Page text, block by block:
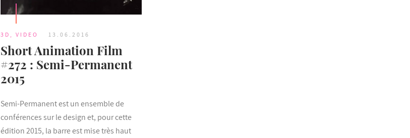
3D VIDEO 13.06.2016
Short Animation Film
#272 : Semi-Permanent
2015
Semi-Permanent est un ensemble de
conférences sur le design et, pour cette
édition 2015, la barre est mise très haut